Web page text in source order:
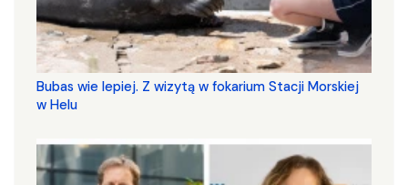
Bubas wie lepiej. Z wizytą w fokarium Stacji Morskiej
w Helu